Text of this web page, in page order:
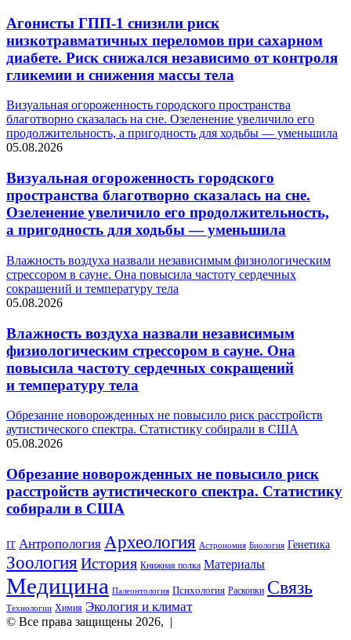
Агонисты ГПП-1 снизили риск
низкотравматичных переломов при сахарном
диабете. Риск снижался независимо от контроля
гликемии и снижения массы тела
Визуальная огороженность городского пространства
благотворно сказалась на сне. Озеленение увеличило его
продолжительность, а пригодность для ходьбы — уменьшила
05.08.2026
Визуальная огороженность городского
пространства благотворно сказалась на сне.
Озеленение увеличило его продолжительность,
а пригодность для ходьбы — уменьшила
Влажность воздуха назвали независимым физиологическим
стрессором в сауне. Она повысила частоту сердечных
сокращений и температуру тела
05.08.2026
Влажность воздуха назвали независимым
физиологическим стрессором в сауне. Она
повысила частоту сердечных сокращений
и температуру тела
Обрезание новорожденных не повысило риск расстройств
аутистического спектра. Статистику собирали в США
05.08.2026
Обрезание новорожденных не повысило риск
расстройств аутистического спектра. Статистику
собирали в США
IT Антропология Археология Астрономия Биология Генетика
Зоология История Книжная полка Материалы
Медицина Палеонтология Психология Раскопки Связь
Технологии Химия Экология и климат
© Все права защищены 2026, |